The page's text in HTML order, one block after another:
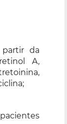
da
A,